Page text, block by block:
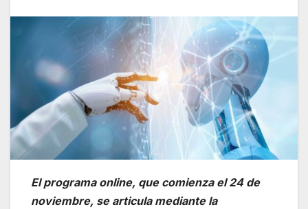
El programa online, que comienza el 24 de
noviembre, se articula mediante la